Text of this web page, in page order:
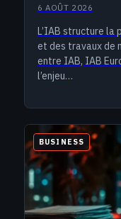
6 AOÛT 2026
L’IAB structure la
et des travaux de
entre IAB, IAB
l’enjeu…
BUSINESS